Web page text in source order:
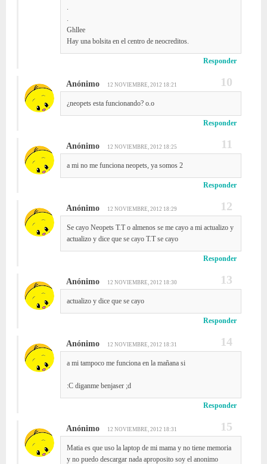
Ghllee
Hay una bolsita en el centro de neocreditos.
Responder
Anónimo 12 NOVIEMBRE, 2012 18:21
¿neopets esta funcionando? o.o
Responder
Anónimo 12 NOVIEMBRE, 2012 18:25
a mi no me funciona neopets, ya somos 2
Responder
Anónimo 12 NOVIEMBRE, 2012 18:29
Se cayo Neopets T.T o almenos se me cayo a mi actualizo y
actualizo y dice que se cayo T.T se cayo
Responder
Anónimo 12 NOVIEMBRE, 2012 18:30
actualizo y dice que se cayo
Responder
Anónimo 12 NOVIEMBRE, 2012 18:31
a mi tampoco me funciona en la mañana si
:C diganme benjaser ;d
Responder
Anónimo 12 NOVIEMBRE, 2012 18:31
Matia es que uso la laptop de mi mama y no tiene memoria
y no puedo descargar nada aproposito soy el anonimo